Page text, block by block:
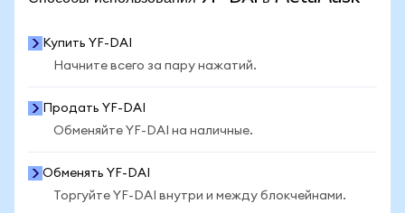
Купить YF-DAI
Начните всего за пару нажатий.
Продать YF-DAI
Обменяйте YF-DAI на наличные.
Обменять YF-DAI
Торгуйте YF-DAI внутри и между блокчейнами.